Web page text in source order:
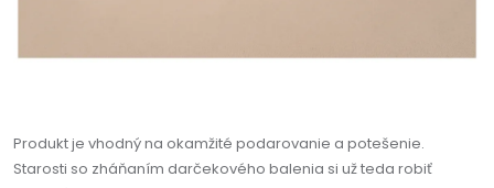
Produkt je vhodný na okamžité podarovanie a potešenie.
Starosti so zháňaním darčekového balenia si už teda robiť